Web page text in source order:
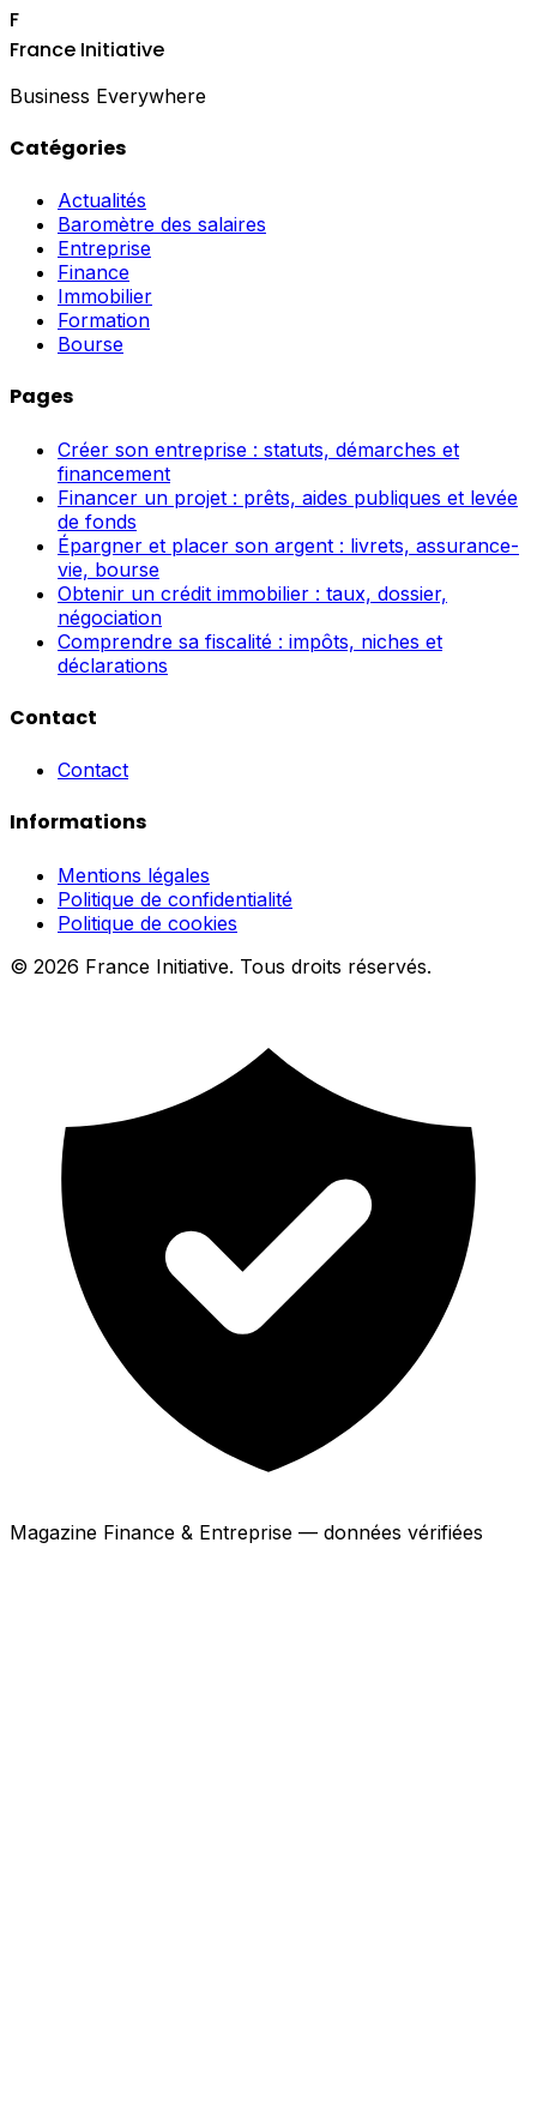
F
France Initiative
Business Everywhere
Catégories
Actualités
Baromètre des salaires
Entreprise
Finance
Immobilier
Formation
Bourse
Pages
Créer son entreprise : statuts, démarches et
financement
Financer un projet : prêts, aides publiques et levée
de fonds
Épargner et placer son argent : livrets, assurance-
vie, bourse
Obtenir un crédit immobilier : taux, dossier,
négociation
Comprendre sa fiscalité : impôts, niches et
déclarations
Contact
Contact
Informations
Mentions légales
Politique de confidentialité
Politique de cookies
© 2026 France Initiative. Tous droits réservés.
Magazine Finance & Entreprise — données vérifiées